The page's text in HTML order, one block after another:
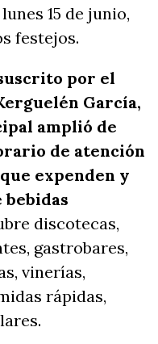
15 de junio,
festejos.
por el
García,
amplió de
de atención
expenden y
discotecas,
gastrobares,
vinerías,
rápidas,